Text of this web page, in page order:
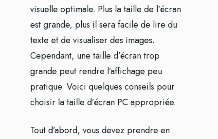
visuelle optimale. Plus la taille de l’écran
est grande, plus il sera facile de lire du
texte et de visualiser des images.
Cependant, une taille d’écran trop
grande peut rendre l’affichage peu
pratique. Voici quelques conseils pour
choisir la taille d’écran PC appropriée.
Tout d’abord, vous devez prendre en